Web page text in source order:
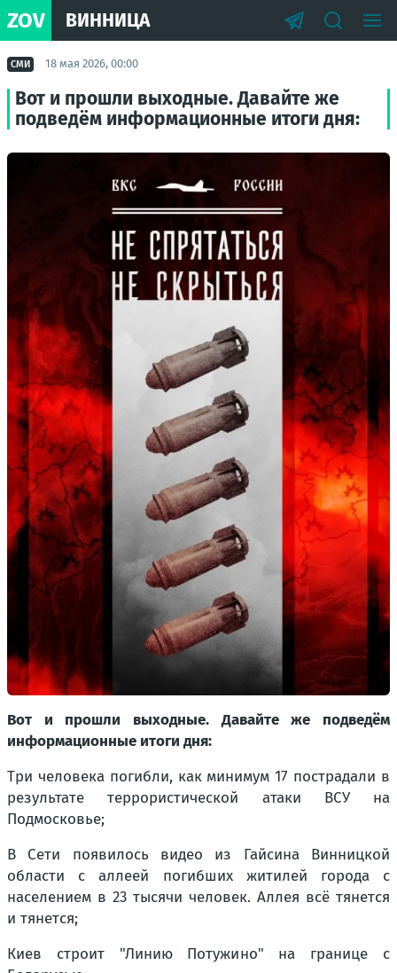
ZOV ВИННИЦА
СМИ 18 мая 2026, 00:00
Вот и прошли выходные. Давайте же
подведём информационные итоги дня:
Вот и прошли выходные. Давайте же подведём
информационные итоги дня:
Три человека погибли, как минимум 17 пострадали в
результате террористической атаки ВСУ на
Подмосковье;
В Сети появилось видео из Гайсина Винницкой
области с аллеей погибших житилей города с
населением в 23 тысячи человек. Аллея всё тянется
и тянется;
Киев строит "Линию Потужино" на границе с